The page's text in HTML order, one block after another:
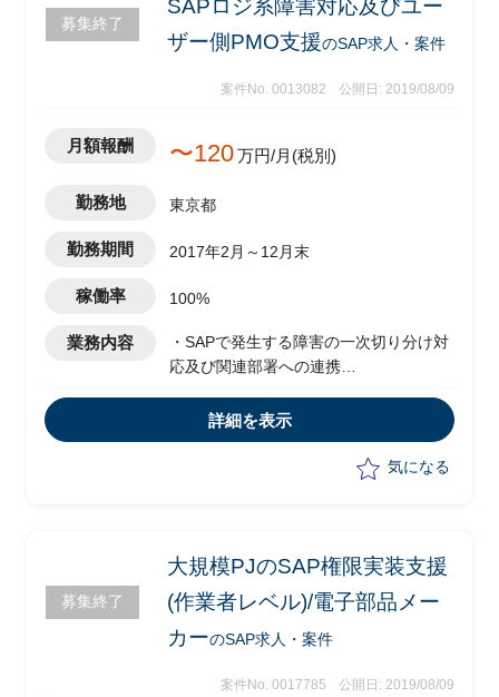
募集終了
SAPロジ系障害対応及びユー
ザー側PMO支援のSAP求人・案件
案件No. 0013082 公開日: 2019/08/09
月額報酬 〜120万円/月(税別)
勤務地 東京都
勤務期間 2017年2月～12月末
稼働率 100%
業務内容
・SAPで発生する障害の一次切り分け対
応及び関連部署への連携
・海外とのコミュニケーション、議事録
の作成
詳細を表示
気になる
募集終了
大規模PJのSAP権限実装支援
(作業者レベル)/電子部品メー
カーのSAP求人・案件
案件No. 0017785 公開日: 2019/08/09